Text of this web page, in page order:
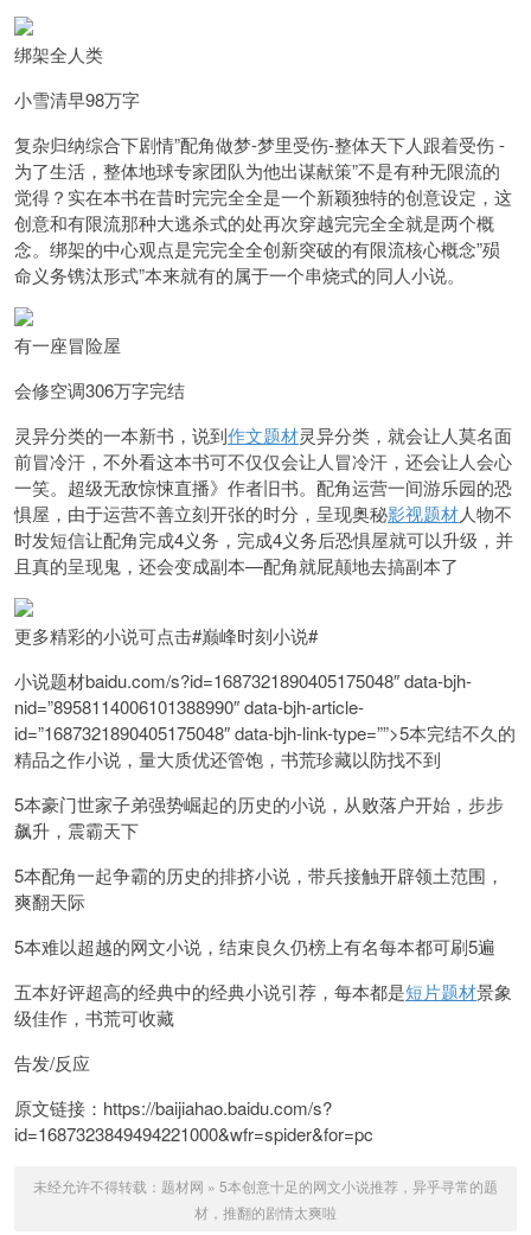
绑架全人类
小雪清早98万字
复杂归纳综合下剧情”配角做梦-梦里受伤-整体天下人跟着受伤 -
为了生活，整体地球专家团队为他出谋献策”不是有种无限流的
觉得？实在本书在昔时完完全全是一个新颖独特的创意设定，这
创意和有限流那种大逃杀式的处再次穿越完完全全就是两个概
念。绑架的中心观点是完完全全创新突破的有限流核心概念”殒
命义务镌汰形式”本来就有的属于一个串烧式的同人小说。
有一座冒险屋
会修空调306万字完结
灵异分类的一本新书，说到作文题材灵异分类，就会让人莫名面
前冒冷汗，不外看这本书可不仅仅会让人冒冷汗，还会让人会心
一笑。超级无敌惊悚直播》作者旧书。配角运营一间游乐园的恐
惧屋，由于运营不善立刻开张的时分，呈现奥秘影视题材人物不
时发短信让配角完成4义务，完成4义务后恐惧屋就可以升级，并
且真的呈现鬼，还会变成副本—配角就屁颠地去搞副本了
更多精彩的小说可点击#巅峰时刻小说#
小说题材baidu.com/s?id=1687321890405175048″ data-bjh-
nid=”8958114006101388990″ data-bjh-article-
id=”1687321890405175048″ data-bjh-link-type=””>5本完结不久的
精品之作小说，量大质优还管饱，书荒珍藏以防找不到
5本豪门世家子弟强势崛起的历史的小说，从败落户开始，步步
飙升，震霸天下
5本配角一起争霸的历史的排挤小说，带兵接触开辟领土范围，
爽翻天际
5本难以超越的网文小说，结束良久仍榜上有名每本都可刷5遍
五本好评超高的经典中的经典小说引荐，每本都是短片题材景象
级佳作，书荒可收藏
告发/反应
原文链接：https://baijiahao.baidu.com/s?
id=1687323849494221000&wfr=spider&for=pc
未经允许不得转载： 题材网 » 5本创意十足的网文小说推荐，异乎寻常的题
材，推翻的剧情太爽啦